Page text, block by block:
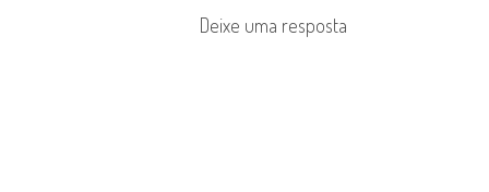
t
Deixe uma resposta